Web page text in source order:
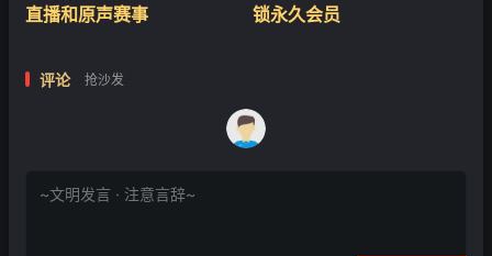
直播和原声赛事
锁永久会员
评论 抢沙发